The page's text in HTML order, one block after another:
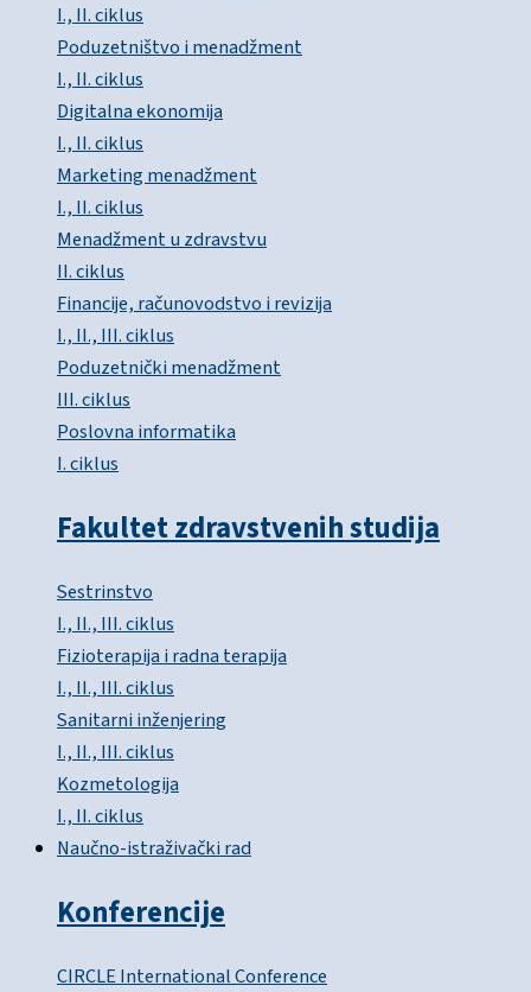
I., II. ciklus
Poduzetništvo i menadžment
I., II. ciklus
Digitalna ekonomija
I., II. ciklus
Marketing menadžment
I., II. ciklus
Menadžment u zdravstvu
II. ciklus
Financije, računovodstvo i revizija
I., II., III. ciklus
Poduzetnički menadžment
III. ciklus
Poslovna informatika
I. ciklus
Fakultet zdravstvenih studija
Sestrinstvo
I., II., III. ciklus
Fizioterapija i radna terapija
I., II., III. ciklus
Sanitarni inženjering
I., II., III. ciklus
Kozmetologija
I., II. ciklus
Naučno-istraživački rad
Konferencije
CIRCLE International Conference